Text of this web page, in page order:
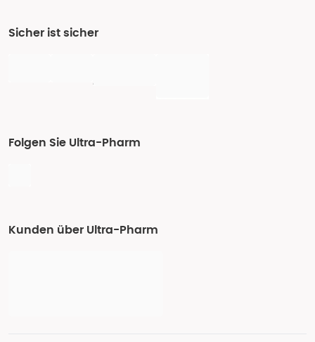
Sicher ist sicher
Folgen Sie Ultra-Pharm
Kunden über Ultra-Pharm